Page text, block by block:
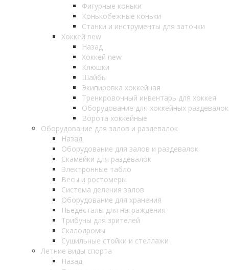
Фигурные коньки
Конькобежные коньки
Станки и инструменты для заточки
Хоккей new
Назад
Хоккей new
Клюшки
Шайбы
Экипировка хоккейная
Тренировочный инвентарь для хоккея
Оборудование для хоккейных раздевалок
Ворота хоккейные
Оборудование для залов и раздевалок
Назад
Оборудование для залов и раздевалок
Скамейки для раздевалок
Электронные табло
Весы и ростомеры
Система деления залов
Оборудование для хранения
Пьедесталы для награждения
Трибуны для зрителей
Скалодромы
Сушильные стойки и стеллажи
Летние виды спорта
Назад